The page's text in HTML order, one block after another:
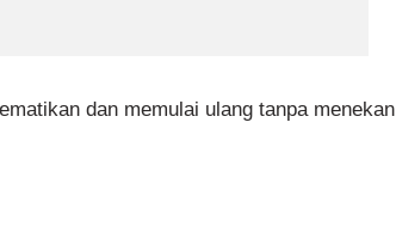
dan memulai ulang tanpa menekan